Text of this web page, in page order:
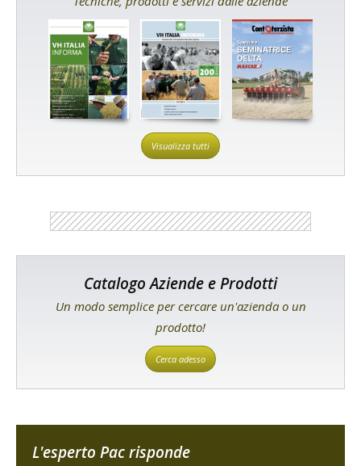
Visualizza tutti
Catalogo Aziende e Prodotti
Un modo semplice per cercare un'azienda o un
prodotto!
Cerca adesso
L'esperto Pac risponde